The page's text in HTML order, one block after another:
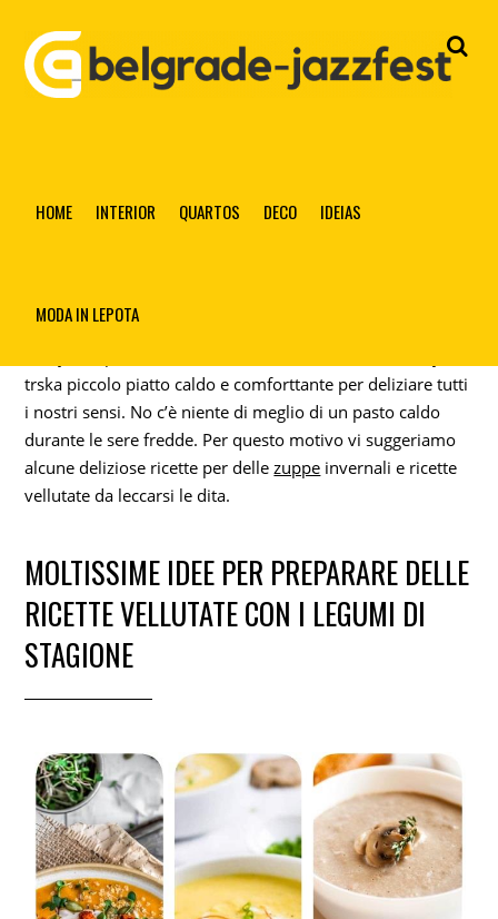
HOME INTERIOR QUARTOS DECO IDEIAS
MODA IN LEPOTA
Ricette
združi famiglia e portare калоre all’interno della casa.
trska piccolo piatto caldo e comforttante per deliziare tutti
i nostri sensi. No c’è niente di meglio di un pasto caldo
durante le sere fredde. Per questo motivo vi suggeriamo
alcune deliziose ricette per dellezuppe invernali e ricette
vellutate da leccarsi le dita.
MOLTISSIME IDEE PER PREPARARE DELLE
RICETTE VELLUTATE CON I LEGUMI DI
STAGIONE